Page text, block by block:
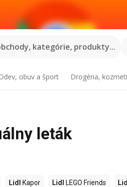
kategórie, produkty...
obuv a šport Drogéria,
leták
Lidl Kapor Lidl LEGO Friends Lidl